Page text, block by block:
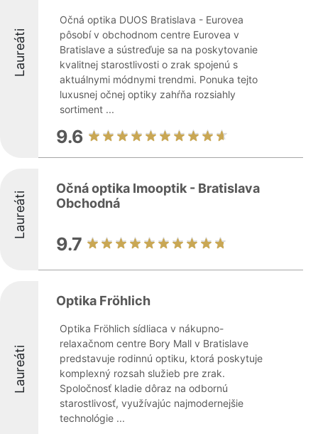
Laureáti
Očná optika DUOS Bratislava - Eurovea
pôsobí v obchodnom centre Eurovea v
Bratislave a sústreďuje sa na poskytovanie
kvalitnej starostlivosti o zrak spojenú s
aktuálnymi módnymi trendmi. Ponuka tejto
luxusnej očnej optiky zahŕňa rozsiahly
sortiment ...
9.6
Laureáti
Očná optika Imooptik - Bratislava
Obchodná
9.7
Laureáti
Optika Fröhlich
Optika Fröhlich sídliaca v nákupno-
relaxačnom centre Bory Mall v Bratislave
predstavuje rodinnú optiku, ktorá poskytuje
komplexný rozsah služieb pre zrak.
Spoločnosť kladie dôraz na odbornú
starostlivosť, využívajúc najmodernejšie
technológie ...